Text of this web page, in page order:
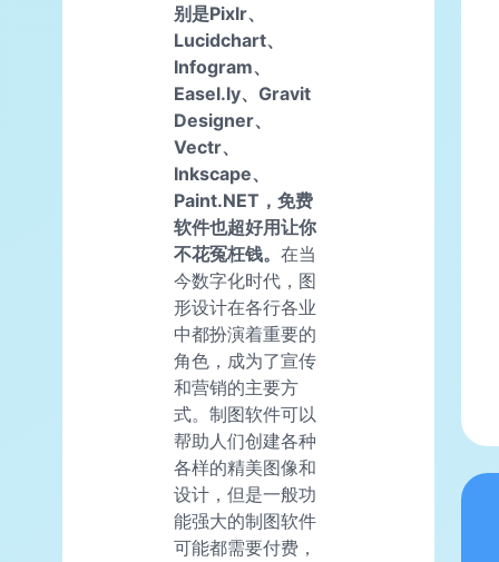
别是Pixlr、
Lucidchart、
Infogram、
Easel.ly、Gravit
Designer、
Vectr、
Inkscape、
Paint.NET，免费
软件也超好用让你
不花冤枉钱。 在当
今数字化时代，图
形设计在各行各业
中都扮演着重要的
角色，成为了宣传
和营销的主要方
式。制图软件可以
帮助人们创建各种
各样的精美图像和
设计，但是一般功
能强大的制图软件
可能都需要付费，